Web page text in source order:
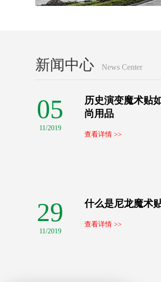
新闻中心 News Center
05
11/2019
历史演变魔术贴
尚用品
查看详情 >>
29
11/2019
什么是尼龙魔术
查看详情 >>